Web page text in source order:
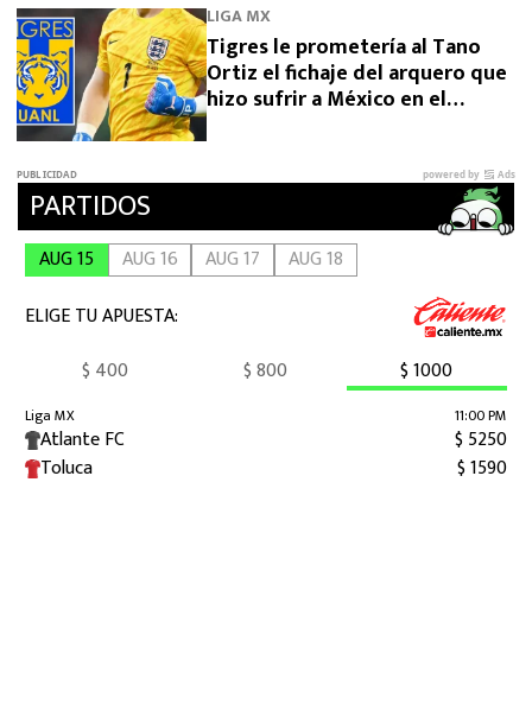
LIGA MX
Tigres le prometería al Tano
Ortiz el fichaje del arquero que
hizo sufrir a México en el